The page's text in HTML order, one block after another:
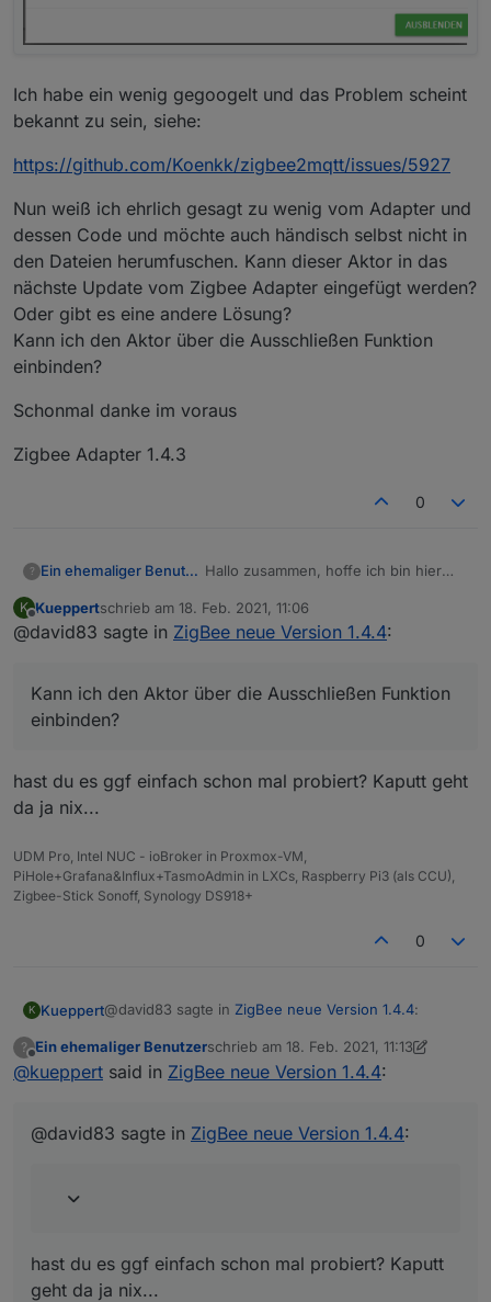
Ich habe ein wenig gegoogelt und das Problem scheint
bekannt zu sein, siehe:
https://github.com/Koenkk/zigbee2mqtt/issues/5927
Nun weiß ich ehrlich gesagt zu wenig vom Adapter und
dessen Code und möchte auch händisch selbst nicht in
den Dateien herumfuschen. Kann dieser Aktor in das
nächste Update vom Zigbee Adapter eingefügt werden?
Oder gibt es eine andere Lösung?
Kann ich den Aktor über die Ausschließen Funktion
einbinden?
Schonmal danke im voraus
Zigbee Adapter 1.4.3
0
? Ein ehemaliger Benutzer Hallo zusammen, hoffe ich bin hier
Ich habe hier einen Blitzwolf SS7
Aktor
Wenn ich diesen paire, klappt dies im
Z). Und ich habe dann unter Objekte 3
Datenpunkte für 3 Schalter.
K
Offline
Kueppertschrieb am 18. Feb. 2021, 11:06
zuletzt editiert von
@david83 sagte in ZigBee neue Version 1.4.4:
Kann ich den Aktor über die Ausschließen Funktion
einbinden?
hast du es ggf einfach schon mal probiert? Kaputt geht
da ja nix...
UDM Pro, Intel NUC - ioBroker in Proxmox-VM,
PiHole+Grafana&Influx+TasmoAdmin in LXCs, Raspberry Pi3 (als CCU),
Zigbee-Stick Sonoff, Synology DS918+
0
K Kueppert@david83 sagte in ZigBee neue Version 1.4.4:
Kann ich den Aktor über die Ausschließen
geht da ja nix...
?
Offline
Ein ehemaliger Benutzerschrieb am 18. Feb. 2021, 11:13
zuletzt editiert von Ein ehemaliger
@kueppert said in ZigBee neue Version 1.4.4:
@david83 sagte in ZigBee neue Version 1.4.4:
hast du es ggf einfach schon mal probiert? Kaputt
geht da ja nix...